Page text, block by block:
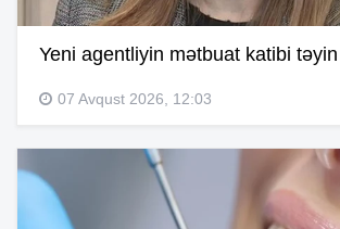
Yeni agentliyin mətbuat katibi
07 Avqust 2026, 12:03